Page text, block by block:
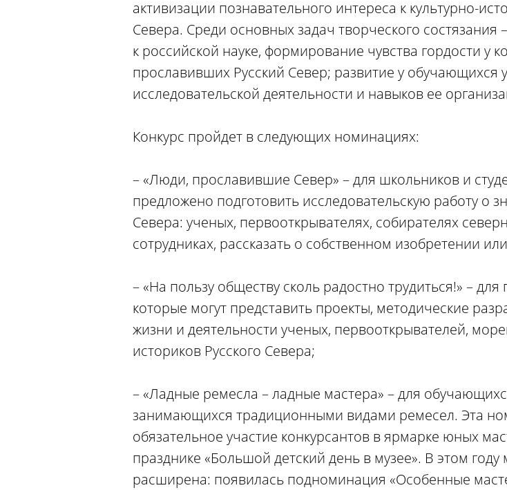
активизации познавательного интереса к культурно-
Севера. Среди основных задач творческого
к российской науке, формирование чувства гордости у
прославивших Русский Север; развитие у обучающихся
исследовательской деятельности и навыков ее
Конкурс пройдет в следующих номинациях:
– «Люди, прославившие Север» – для школьников и
предложено подготовить исследовательскую работу о
Севера: ученых, первооткрывателях, собирателях
сотрудниках, рассказать о собственном изобретении
– «На пользу обществу сколь радостно трудиться!» – для
которые могут представить проекты, методические
жизни и деятельности ученых, первооткрывателей,
историков Русского Севера;
– «Ладные ремесла – ладные мастера» – для
занимающихся традиционными видами ремесел. Эта
обязательное участие конкурсантов в ярмарке юных
празднике «Большой детский день в музее». В этом
расширена: появилась подноминация «Особенные